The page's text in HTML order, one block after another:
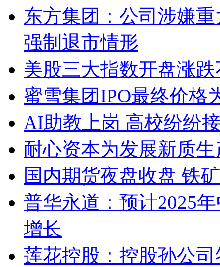
东方集团：公司涉嫌
强制退市情形
美股三大指数开盘涨
蜜雪集团IPO最终价格
AI助教上岗 高校纷纷接
耐心资本为发展新质
国内期货夜盘收盘 铁
普华永道：预计2025
增长
莲花控股：控股孙公